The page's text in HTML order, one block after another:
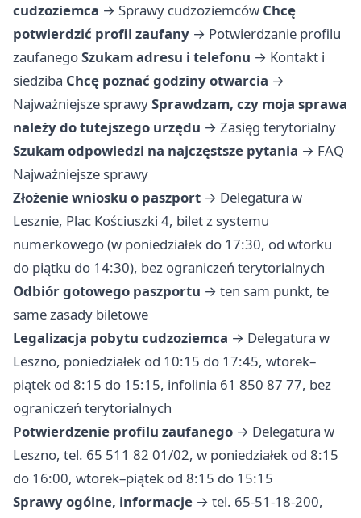
cudzoziemca → Sprawy cudzoziemców Chcę
potwierdzić profil zaufany → Potwierdzanie profilu
zaufanegoSzukam adresu i telefonu → Kontakt i
siedziba Chcę poznać godziny otwarcia →
Najważniejsze sprawySprawdzam, czy moja sprawa
należy do tutejszego urzędu → Zasięg terytorialny
Szukam odpowiedzi na najczęstsze pytania → FAQ
Najważniejsze sprawy
Złożenie wniosku o paszport → Delegatura w
Lesznie, Plac Kościuszki 4, bilet z systemu
numerkowego (w poniedziałek do 17:30, od wtorku
do piątku do 14:30), bez ograniczeń terytorialnych
Odbiór gotowego paszportu → ten sam punkt, te
same zasady biletowe
Legalizacja pobytu cudzoziemca → Delegatura w
Leszno, poniedziałek od 10:15 do 17:45, wtorek–
piątek od 8:15 do 15:15, infolinia 61 850 87 77, bez
ograniczeń terytorialnych
Potwierdzenie profilu zaufanego → Delegatura w
Leszno, tel. 65 511 82 01/02, w poniedziałek od 8:15
do 16:00, wtorek–piątek od 8:15 do 15:15
Sprawy ogólne, informacje → tel. 65-51-18-200,